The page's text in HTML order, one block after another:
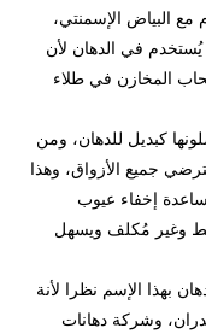
البياض الإسمنتي،
يُستخدم في الدهان لأن
المخازن في طلاء
كبديل للدهان، ومن
جميع الأزواق، وهذا
إخفاء عيوب
وغير مُكلف ويسهل
بهذا الإسم نظرا لأنة
وشركة دهانات